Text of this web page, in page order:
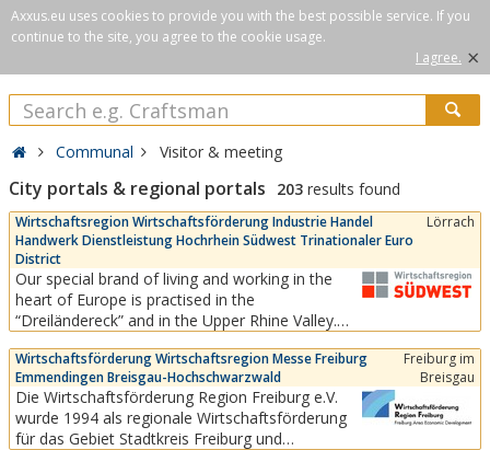
Axxus.eu uses cookies to provide you with the best possible service. If you
continue to the site, you agree to the cookie usage.
I agree. ×
Communal Visitor & meeting
City portals & regional portals 203 results found
Wirtschaftsregion Wirtschaftsförderung Industrie Handel
Handwerk Dienstleistung Hochrhein Südwest Trinationaler Euro
District
Lörrach
Our special brand of living and working in the
heart of Europe is practised in the
“Dreiländereck” and in the Upper Rhine Valley.
(“Wirtschaftsregion Südwest”) is directly linked
to the Swiss market and to Alsace in France. It is
a region with a high quality of life, short
distances to two...
Wirtschaftsförderung Wirtschaftsregion Messe Freiburg
Emmendingen Breisgau-Hochschwarzwald
Freiburg im
Breisgau
Die Wirtschaftsförderung Region Freiburg e.V.
wurde 1994 als regionale Wirtschaftsförderung
für das Gebiet Stadtkreis Freiburg und